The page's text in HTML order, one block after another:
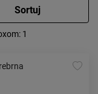
od najwyższej
: 1